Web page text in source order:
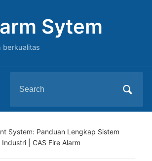
Sytem
berkualitas
for:
System: Panduan Lengkap Sistem
| CAS Fire Alarm